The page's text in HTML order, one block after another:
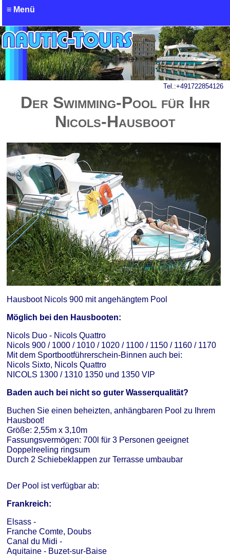
≡ Menü
Tel.:+491722854126
Der Swimming-Pool für Ihr
Nicols-Hausboot
Hausboot Nicols 900 mit angehängtem Pool
Möglich bei den Hausbooten:
Nicols Duo - Nicols Quattro
Nicols 900 / 1000 / 1010 / 1020 / 1100 / 1150 / 1160 / 1170
Mit dem Sportbootführerschein-Binnen auch bei:
Nicols Sixto, Nicols Quattro
NICOLS 1300 / 1310 1350 und 1350 VIP
Baden auch bei nicht so guter Wasserqualität?
Buchen Sie einen beheizten, anhängbaren Pool zu Ihrem
Hausboot!
Größe: 2,55m x 3,10m
Fassungsvermögen: 700l für 3 Personen geeignet
Doppelreeling ringsum
Durch 2 Schiebeklappen zur Terrasse umbaubar
Der Pool ist verfügbar ab:
Frankreich:
Elsass -
Franche Comte, Doubs
Canal du Midi -
Aquitaine - Buzet-sur-Baise